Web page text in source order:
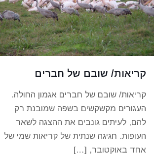
קריאות/ שובם של חברים
קריאות/ שובם של חברים אגמון החולה.
העגורים מקשקשים בשפה שמובנת רק
להם, לעיתים גונבים את ההצגה לשאר
העופות. חגיגה שנתית של קריאות שמי של
אחד באוקטובר, […]